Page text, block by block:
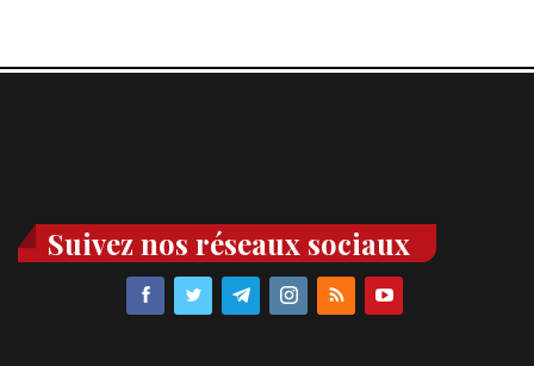
Suivez nos réseaux sociaux